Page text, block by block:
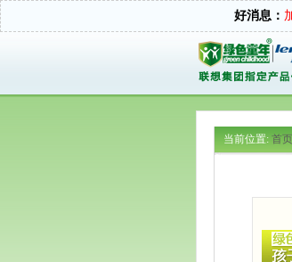
好消息：
当前位置: 首页